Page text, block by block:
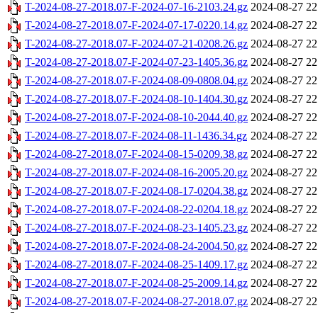
T-2024-08-27-2018.07-F-2024-07-16-2103.24.gz 2024-08-27
T-2024-08-27-2018.07-F-2024-07-17-0220.14.gz 2024-08-27
T-2024-08-27-2018.07-F-2024-07-21-0208.26.gz 2024-08-27
T-2024-08-27-2018.07-F-2024-07-23-1405.36.gz 2024-08-27
T-2024-08-27-2018.07-F-2024-08-09-0808.04.gz 2024-08-27
T-2024-08-27-2018.07-F-2024-08-10-1404.30.gz 2024-08-27
T-2024-08-27-2018.07-F-2024-08-10-2044.40.gz 2024-08-27
T-2024-08-27-2018.07-F-2024-08-11-1436.34.gz 2024-08-27
T-2024-08-27-2018.07-F-2024-08-15-0209.38.gz 2024-08-27
T-2024-08-27-2018.07-F-2024-08-16-2005.20.gz 2024-08-27
T-2024-08-27-2018.07-F-2024-08-17-0204.38.gz 2024-08-27
T-2024-08-27-2018.07-F-2024-08-22-0204.18.gz 2024-08-27
T-2024-08-27-2018.07-F-2024-08-23-1405.23.gz 2024-08-27
T-2024-08-27-2018.07-F-2024-08-24-2004.50.gz 2024-08-27
T-2024-08-27-2018.07-F-2024-08-25-1409.17.gz 2024-08-27
T-2024-08-27-2018.07-F-2024-08-25-2009.14.gz 2024-08-27
T-2024-08-27-2018.07-F-2024-08-27-2018.07.gz 2024-08-27